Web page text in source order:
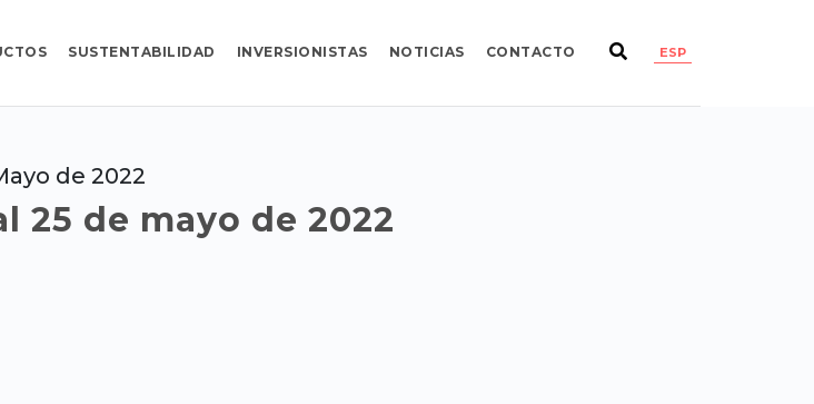
SUSTENTABILIDAD INVERSIONISTAS NOTICIAS CONTACTO ESP
de 2022
25 de mayo de 2022